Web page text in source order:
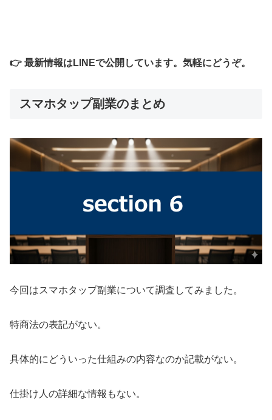
👉 最新情報はLINEで公開しています。気軽にどうぞ。
スマホタップ副業のまとめ
今回はスマホタップ副業について調査してみました。
特商法の表記がない。
具体的にどういった仕組みの内容なのか記載がない。
仕掛け人の詳細な情報もない。